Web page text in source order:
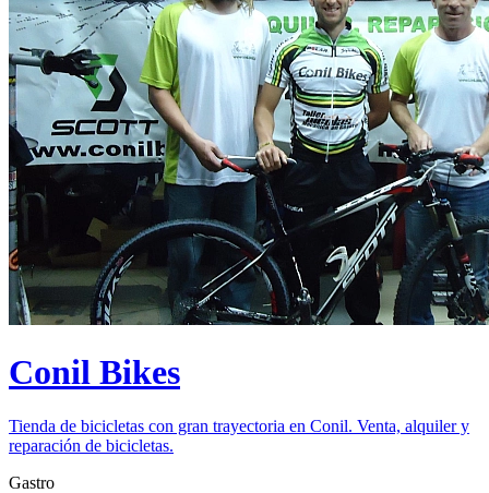
Conil Bikes
Tienda de bicicletas con gran trayectoria en Conil. Venta, alquiler y
reparación de bicicletas.
Gastro